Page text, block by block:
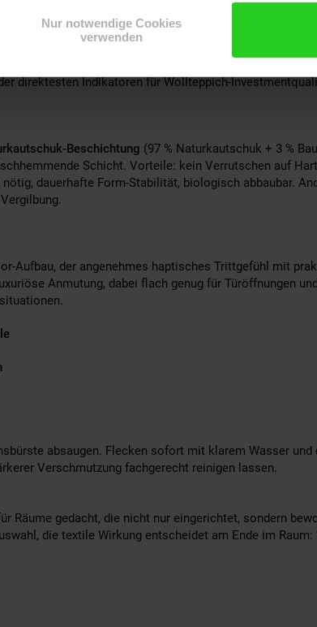
Nur notwendige Cookies
verwenden
Teppich zum ausgewählt-Segment im Schurwoll-Teppich-
direktesten Indikatoren für Wollteppich-
Beschichtung (97 % Naturkautschuk + 3 %
Schicht. Vorteile: kein Verrutschen auf
dauerhafte Form-Stabilität, biologisch abbaubar.
Aufbau, der angenehmes haptisches Trittgefühl mit
Anmutung, dabei flach genug für Türöffnungen
absaugen. Flecken sofort mit klarem Wasser und
Verschmutzung fachgerecht reinigen lassen.
Räume gedacht, die nicht nur eingerichtet, sondern
die textile Wirkung entscheidet am Ende im